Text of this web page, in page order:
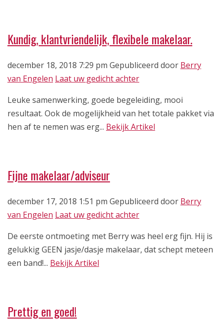
Kundig, klantvriendelijk, flexibele makelaar.
december 18, 2018 7:29 pm Gepubliceerd door Berry
van Engelen Laat uw gedicht achter
Leuke samenwerking, goede begeleiding, mooi
resultaat. Ook de mogelijkheid van het totale pakket via
hen af te nemen was erg... Bekijk Artikel
Fijne makelaar/adviseur
december 17, 2018 1:51 pm Gepubliceerd door Berry
van Engelen Laat uw gedicht achter
De eerste ontmoeting met Berry was heel erg fijn. Hij is
gelukkig GEEN jasje/dasje makelaar, dat schept meteen
een band!... Bekijk Artikel
Prettig en goed!